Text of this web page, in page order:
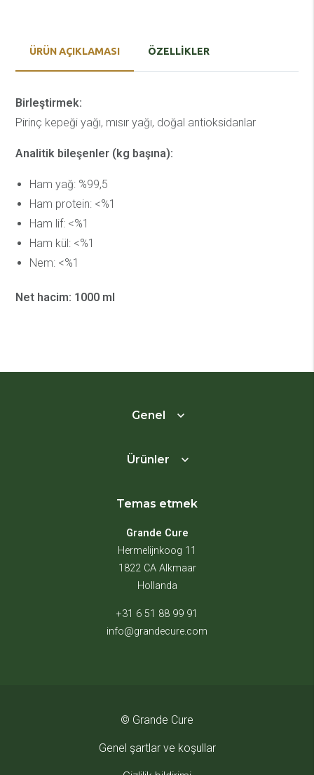
ÜRÜN AÇIKLAMASI ÖZELLIKLER
Birleştirmek:
Pirinç kepeği yağı, mısır yağı, doğal antioksidanlar
Analitik bileşenler (kg başına):
Ham yağ: %99,5
Ham protein: <%1
Ham lif: <%1
Ham kül: <%1
Nem: <%1
Net hacim: 1000 ml
Genel
Ürünler
Temas etmek
Grande Cure
Hermelijnkoog 11
1822 CA Alkmaar
Hollanda
+31 6 51 88 99 91
info@grandecure.com
© Grande Cure
Genel şartlar ve koşullar